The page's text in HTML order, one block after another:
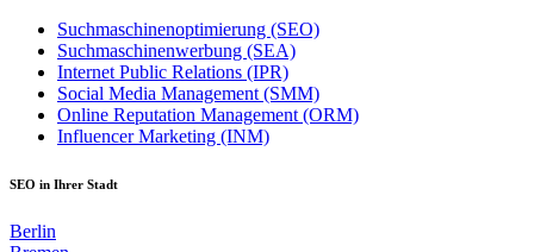
Suchmaschinenoptimierung (SEO)
Suchmaschinenwerbung (SEA)
Internet Public Relations (IPR)
Social Media Management (SMM)
Online Reputation Management (ORM)
Influencer Marketing (INM)
SEO in Ihrer Stadt
Berlin